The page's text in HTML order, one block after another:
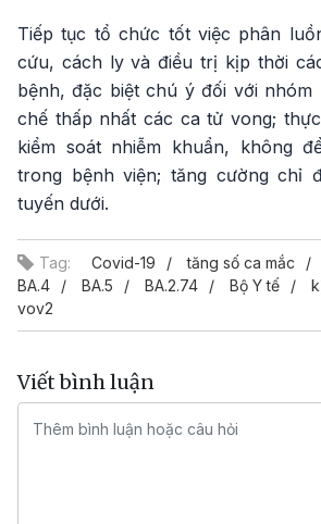
Tiếp tục tổ chức tốt việc phân
cứu, cách ly và điều trị kịp thời
bệnh, đặc biệt chú ý đối với nhóm
chế thấp nhất các ca tử vong;
kiểm soát nhiễm khuẩn, không
trong bệnh viện; tăng cường chỉ
tuyến dưới.
Tag: Covid-19 tăng số ca mắc
BA.4
BA.5 BA.2.74 Bộ Y tế
vov2
Viết bình luận